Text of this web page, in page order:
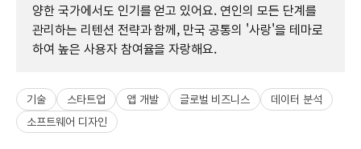
양한 국가에서도 인기를 얻고 있어요. 연인의 모든 단계를
관리하는 리텐션 전략과 함께, 만국 공통의 '사랑'을 테마로
하여 높은 사용자 참여율을 자랑해요.
기술 스타트업 앱 개발 글로벌 비즈니스
데이터 분석
소프트웨어 디자인